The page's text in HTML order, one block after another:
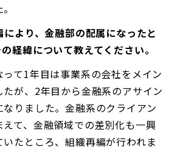
により、金融部の配属になったと
経緯について教えてください。
て1年目は事業系の会社をメイン
たが、2年目から金融系のアサイン
りました。金融系のクライアン
えて、金融領域での差別化も一興
たところ、組織再編が行われま